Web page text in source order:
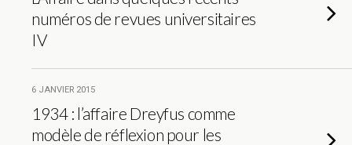
numéros de revues universitaires
IV
6 JANVIER 2015
1934 : l’affaire Dreyfus comme
modèle de réflexion pour les